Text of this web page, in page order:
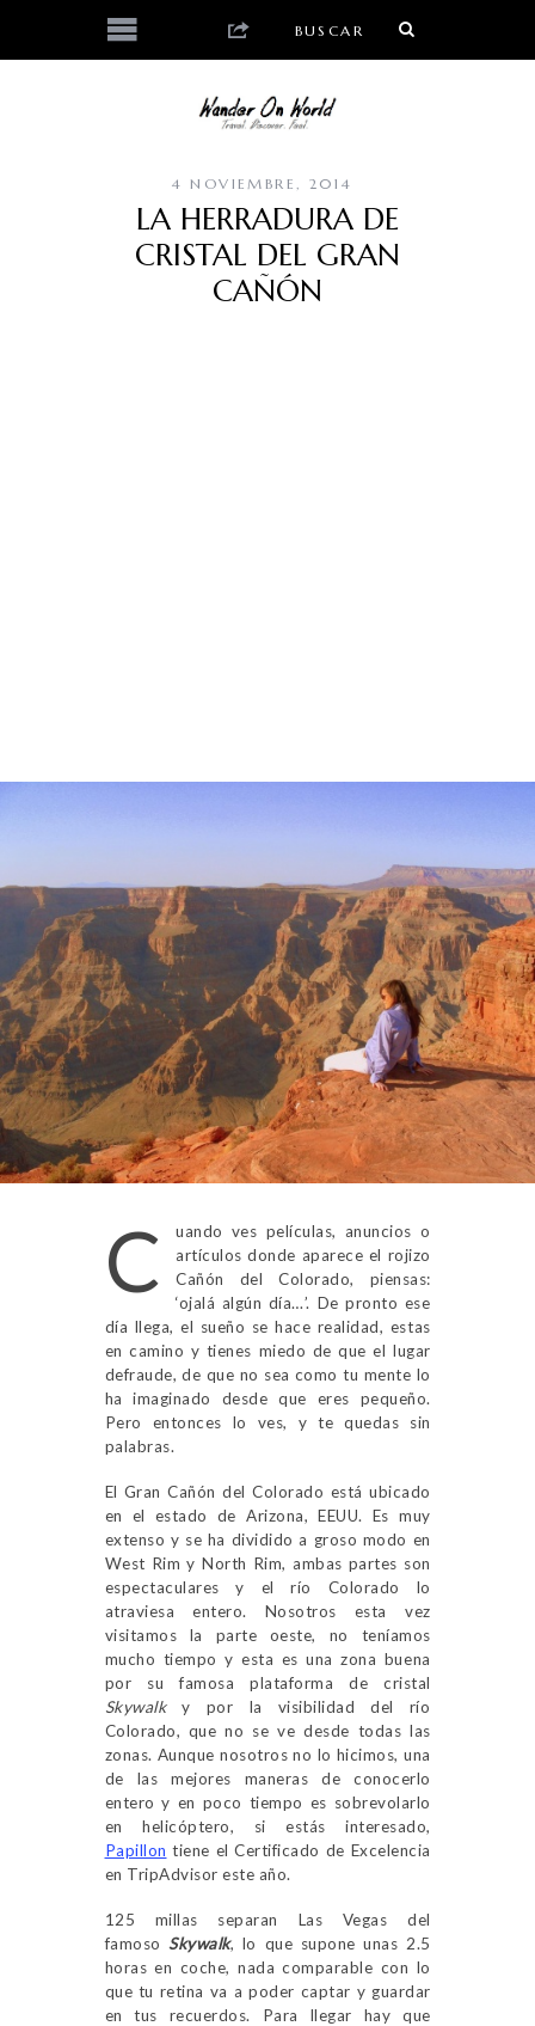
4 NOVIEMBRE, 2014
LA HERRADURA DE
CRISTAL DEL GRAN
CAÑÓN
C
uando ves películas, anuncios o
artículos donde aparece el rojizo
Cañón del Colorado, piensas:
‘ojalá algún día…’. De pronto ese
día llega, el sueño se hace realidad, estas
en camino y tienes miedo de que el lugar
defraude, de que no sea como tu mente lo
ha imaginado desde que eres pequeño.
Pero entonces lo ves, y te quedas sin
palabras.
El Gran Cañón del Colorado está ubicado
en el estado de Arizona, EEUU. Es muy
extenso y se ha dividido a groso modo en
West Rim y North Rim, ambas partes son
espectaculares y el río Colorado lo
atraviesa entero. Nosotros esta vez
visitamos la parte oeste, no teníamos
mucho tiempo y esta es una zona buena
por su famosa plataforma de cristal
Skywalky por la visibilidad del río
Colorado, que no se ve desde todas las
zonas. Aunque nosotros no lo hicimos, una
de las mejores maneras de conocerlo
entero y en poco tiempo es sobrevolarlo
en helicóptero, si estás interesado,
Papillon tiene el Certificado de Excelencia
en TripAdvisor este año.
125 millas separan Las Vegas del
famosoSkywalk, lo que supone unas 2.5
horas en coche, nada comparable con lo
que tu retina va a poder captar y guardar
en tus recuerdos. Para llegar hay que